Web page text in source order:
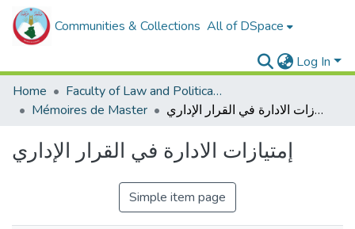
Communities & Collections All of DSpace
Log In
Home
Faculty of Law and Political Sciences _
Mémoires de Master
إمتيازات الادارة في القرار الإداري
إمتيازات الادارة في القرار الإداري
Simple item page